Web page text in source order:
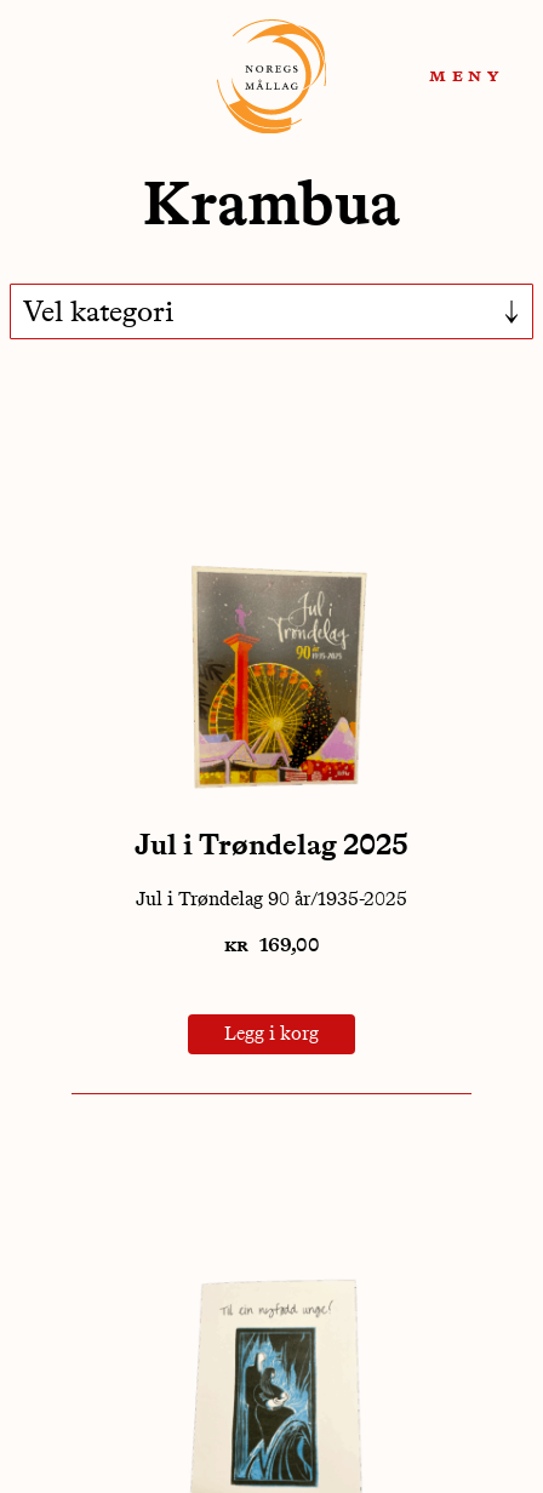
meny
Krambua
Vel kategori
Jul i Trøndelag 2025
Jul i Trøndelag 90 år/1935-2025
kr 169,00
Legg i korg